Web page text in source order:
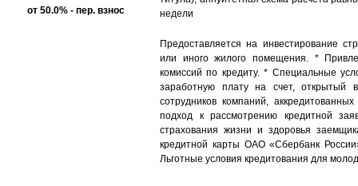
недели
от 50.0% - пер. взнос
Предоставляется на инвестирование
или иного жилого помещения. *
комиссий по кредиту. * Специальные
заработную плату на счет,
сотрудников компаний,
подход к рассмотрению кредитной
страхования жизни и здоровья
кредитной карты ОАО «Сбербанк
Льготные условия кредитования для